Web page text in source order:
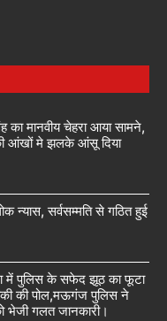
का मानवीय चेहरा आया सामने,
आंखों मे झलके आंसू दिया
न्यास, सर्वसम्मति से गठित हुई
में पुलिस के सफेद झूठ का फूटा
की पोल,मऊगंज पुलिस ने
भेजी गलत जानकारी।